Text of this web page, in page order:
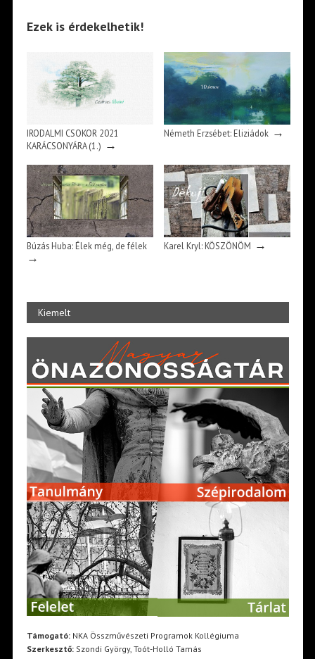
Ezek is érdekelhetik!
IRODALMI CSOKOR 2021
KARÁCSONYÁRA (1.) →
Németh Erzsébet: Eliziádok→
Búzás Huba: Élek még, de félek
→
Karel Kryl: KÖSZÖNÖM →
Kiemelt
Támogató:NKA Összművészeti Programok Kollégiuma
Szerkesztő:Szondi György, Toót-Holló Tamás